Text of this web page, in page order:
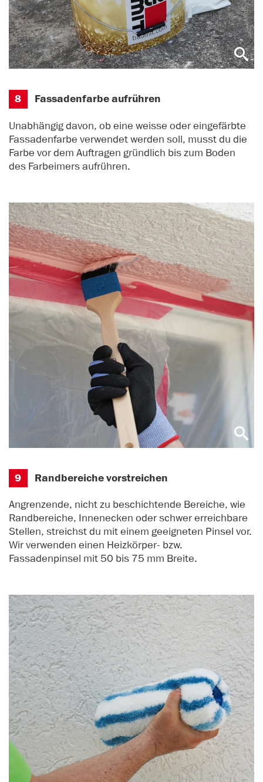
8 Fassadenfarbe aufrühren
Unabhängig davon, ob eine weisse oder eingefärbte
Fassadenfarbe verwendet werden soll, musst du die
Farbe vor dem Auftragen gründlich bis zum Boden
des Farbeimers aufrühren.
9 Randbereiche vorstreichen
Angrenzende, nicht zu beschichtende Bereiche, wie
Randbereiche, Innenecken oder schwer erreichbare
Stellen, streichst du mit einem geeigneten Pinsel vor.
Wir verwenden einen Heizkörper- bzw.
Fassadenpinsel mit 50 bis 75 mm Breite.